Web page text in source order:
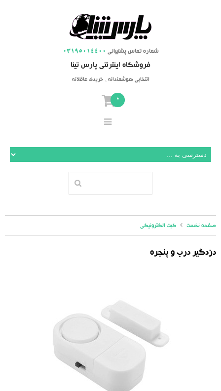
03195014400 شماره تماس پشتیبانی
فروشگاه اینترنتی پارس تینا
انتخابی هوشمندانه ، خریدی عاقلانه
0
صفحه نخست کیت الکترونیکی
دزدگیر درب و پنجره